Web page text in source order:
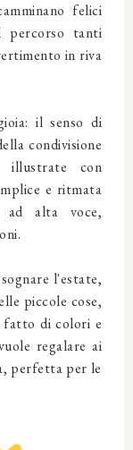
felici
percorso tanti
in riva
il senso di
condivisione
illustrate con
e ritmata
alta voce,
l'estate,
piccole cose,
fatto di colori e
regalare ai
perfetta per le